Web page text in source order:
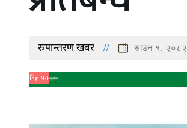
रुपान्तरण खबर साउन १, २०८२
विज्ञापन